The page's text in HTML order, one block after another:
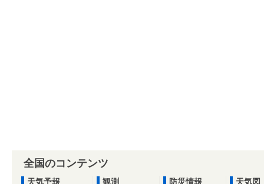
全国のコンテンツ
天気予報
観測
防災情報
天気図